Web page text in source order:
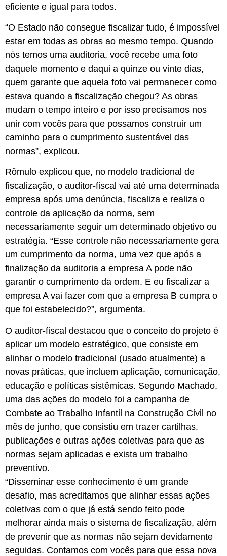
eficiente e igual para todos.
“O Estado não consegue fiscalizar tudo, é impossível
estar em todas as obras ao mesmo tempo. Quando
nós temos uma auditoria, você recebe uma foto
daquele momento e daqui a quinze ou vinte dias,
quem garante que aquela foto vai permanecer como
estava quando a fiscalização chegou? As obras
mudam o tempo inteiro e por isso precisamos nos
unir com vocês para que possamos construir um
caminho para o cumprimento sustentável das
normas”, explicou.
Rômulo explicou que, no modelo tradicional de
fiscalização, o auditor-fiscal vai até uma determinada
empresa após uma denúncia, fiscaliza e realiza o
controle da aplicação da norma, sem
necessariamente seguir um determinado objetivo ou
estratégia. “Esse controle não necessariamente gera
um cumprimento da norma, uma vez que após a
finalização da auditoria a empresa A pode não
garantir o cumprimento da ordem. E eu fiscalizar a
empresa A vai fazer com que a empresa B cumpra o
que foi estabelecido?”, argumenta.
O auditor-fiscal destacou que o conceito do projeto é
aplicar um modelo estratégico, que consiste em
alinhar o modelo tradicional (usado atualmente) a
novas práticas, que incluem aplicação, comunicação,
educação e políticas sistêmicas. Segundo Machado,
uma das ações do modelo foi a campanha de
Combate ao Trabalho Infantil na Construção Civil no
mês de junho, que consistiu em trazer cartilhas,
publicações e outras ações coletivas para que as
normas sejam aplicadas e exista um trabalho
preventivo.
“Disseminar esse conhecimento é um grande
desafio, mas acreditamos que alinhar essas ações
coletivas com o que já está sendo feito pode
melhorar ainda mais o sistema de fiscalização, além
de prevenir que as normas não sejam devidamente
seguidas. Contamos com vocês para que essa nova